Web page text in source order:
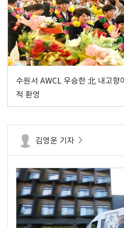
수원서 AWCL 우승한 北 내고향
적 환영
김영운 기자